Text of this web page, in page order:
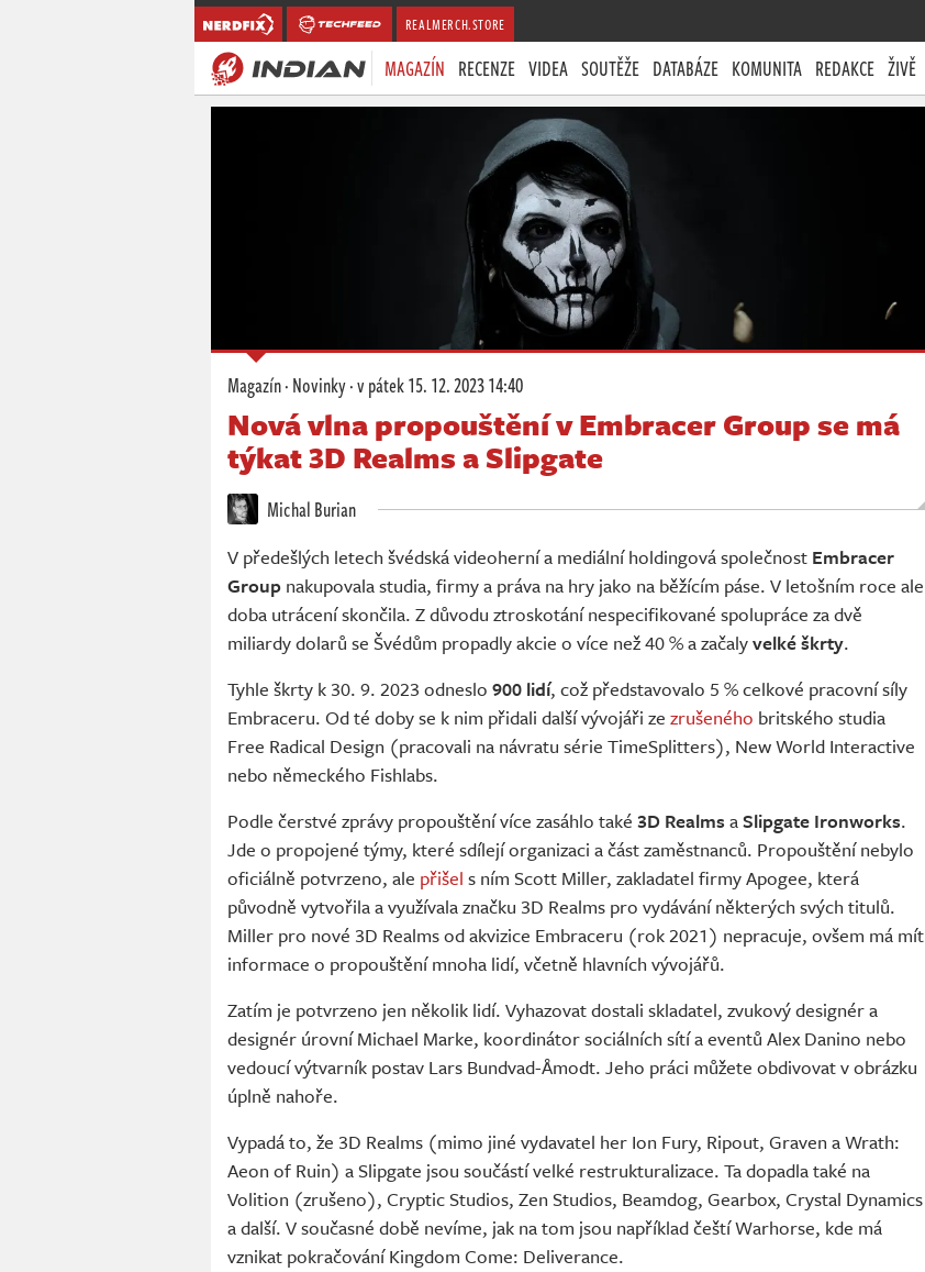
REALMERCH.STORE
MAGAZÍN RECENZE VIDEA SOUTĚŽE DATABÁZE KOMUNITA REDAKCE ŽIVĚ
Magazín·Novinky·v pátek15. 12. 2023 14:40
Nová vlna propouštění v Embracer Group se má
týkat 3D Realms a Slipgate
Michal Burian
V předešlých letech švédská videoherní a mediální holdingová společnost Embracer
Group nakupovala studia, firmy a práva na hry jako na běžícím páse. V letošním roce ale
doba utrácení skončila. Z důvodu ztroskotání nespecifikované spolupráce za dvě
miliardy dolarů se Švédům propadly akcie o více než 40 % a začalyvelké škrty.
Tyhle škrty k 30. 9. 2023 odneslo 900 lidí, což představovalo 5 % celkové pracovní síly
Embraceru. Od té doby se k nim přidali další vývojáři ze zrušeného britského studia
Free Radical Design (pracovali na návratu série TimeSplitters), New World Interactive
nebo německého Fishlabs.
Podle čerstvé zprávy propouštění více zasáhlo také 3D Realms aSlipgate Ironworks.
Jde o propojené týmy, které sdílejí organizaci a část zaměstnanců. Propouštění nebylo
oficiálně potvrzeno, ale přišel s ním Scott Miller, zakladatel firmy Apogee, která
původně vytvořila a využívala značku 3D Realms pro vydávání některých svých titulů.
Miller pro nové 3D Realms od akvizice Embraceru (rok 2021) nepracuje, ovšem má mít
informace o propouštění mnoha lidí, včetně hlavních vývojářů.
Zatím je potvrzeno jen několik lidí. Vyhazovat dostali skladatel, zvukový designér a
designér úrovní Michael Marke, koordinátor sociálních sítí a eventů Alex Danino nebo
vedoucí výtvarník postav Lars Bundvad-Åmodt. Jeho práci můžete obdivovat v obrázku
úplně nahoře.
Vypadá to, že 3D Realms (mimo jiné vydavatel her Ion Fury, Ripout, Graven a Wrath:
Aeon of Ruin) a Slipgate jsou součástí velké restrukturalizace. Ta dopadla také na
Volition (zrušeno), Cryptic Studios, Zen Studios, Beamdog, Gearbox, Crystal Dynamics
a další. V současné době nevíme, jak na tom jsou například čeští Warhorse, kde má
vznikat pokračování Kingdom Come: Deliverance.